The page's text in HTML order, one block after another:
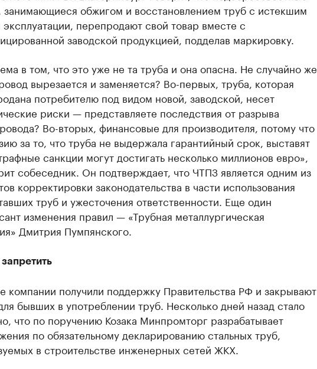
занимающиеся обжигом и восстановлением труб с истекшим
перепродают свой товар вместе с
заводской продукцией, подделав маркировку.
в том, что это уже не та труба и она опасна. Не случайно же
вырезается и заменяется? Во-первых, труба, которая
потребителю под видом новой, заводской, несет
риски — представляете последствия от разрыва
Во-вторых, финансовые для производителя, потому что
за то, что труба не выдержала гарантийный срок, выставят
санкции могут достигать несколько миллионов евро»,
собеседник. Он подтверждает, что ЧТПЗ является одним из
корректировки законодательства в части использования
труб и ужесточения ответственности. Еще один
изменения правил — «Трубная металлургическая
Дмитрия Пумпянского.
запретить
компании получили поддержку Правительства РФ и закрывают
бывших в употреблении труб. Несколько дней назад стало
что по поручению Козака Минпромторг разрабатывает
по обязательному декларированию стальных труб,
в строительстве инженерных сетей ЖКХ.